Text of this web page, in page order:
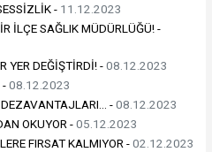
- 11.12.2023
İLÇE SAĞLIK MÜDÜRLÜĞÜ! -
YER DEĞİŞTİRDİ! -08.12.2023
-08.12.2023
DEZAVANTAJLARI… -08.12.2023
OKUYOR -05.12.2023
FIRSAT KALMIYOR -02.12.2023